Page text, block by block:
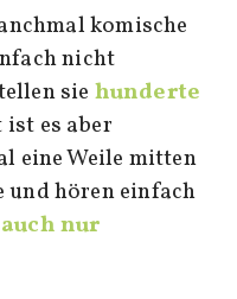
komische
nicht
sie hunderte
ist es aber
eine Weile mitten
und hören einfach
nur